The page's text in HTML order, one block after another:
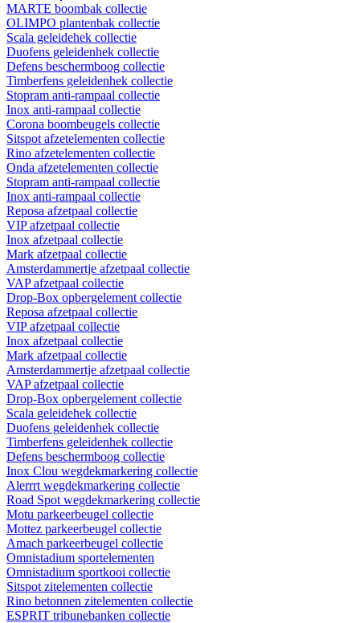
MARTE boombak collectie
OLIMPO plantenbak collectie
Scala geleidehek collectie
Duofens geleidenhek collectie
Defens beschermboog collectie
Timberfens geleidenhek collectie
Stopram anti-rampaal collectie
Inox anti-rampaal collectie
Corona boombeugels collectie
Sitspot afzetelementen collectie
Rino afzetelementen collectie
Onda afzetelementen collectie
Stopram anti-rampaal collectie
Inox anti-rampaal collectie
Reposa afzetpaal collectie
VIP afzetpaal collectie
Inox afzetpaal collectie
Mark afzetpaal collectie
Amsterdammertje afzetpaal collectie
VAP afzetpaal collectie
Drop-Box opbergelement collectie
Reposa afzetpaal collectie
VIP afzetpaal collectie
Inox afzetpaal collectie
Mark afzetpaal collectie
Amsterdammertje afzetpaal collectie
VAP afzetpaal collectie
Drop-Box opbergelement collectie
Scala geleidehek collectie
Duofens geleidenhek collectie
Timberfens geleidenhek collectie
Defens beschermboog collectie
Inox Clou wegdekmarkering collectie
Alerrrt wegdekmarkering collectie
Road Spot wegdekmarkering collectie
Motu parkeerbeugel collectie
Mottez parkeerbeugel collectie
Amach parkeerbeugel collectie
Omnistadium sportelementen
Omnistadium sportkooi collectie
Sitspot zitelementen collectie
Rino betonnen zitelementen collectie
ESPRIT tribunebanken collectie